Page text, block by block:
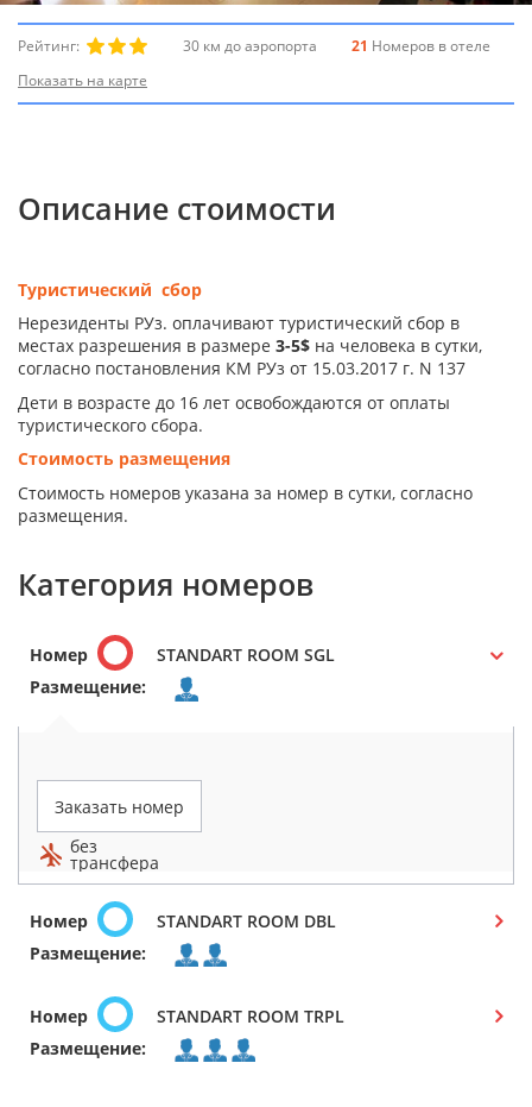
Рейтинг: 30 км до аэропорта 21 Номеров в отеле
Показать на карте
Описание стоимости
Туристический сбор
Нерезиденты РУз. оплачивают туристический сбор в
местах разрешения в размере 3-5$ на человека в сутки,
согласно постановления КМ РУз от 15.03.2017 г. N 137
Дети в возрасте до 16 лет освобождаются от оплаты
туристического сбора.
Стоимость размещения
Стоимость номеров указана за номер в сутки, согласно
размещения.
Категория номеров
Номер
STANDART ROOM SGL
Размещение:
Заказать номер
без
трансфера
Номер
STANDART ROOM DBL
Размещение:
Номер
STANDART ROOM TRPL
Размещение: